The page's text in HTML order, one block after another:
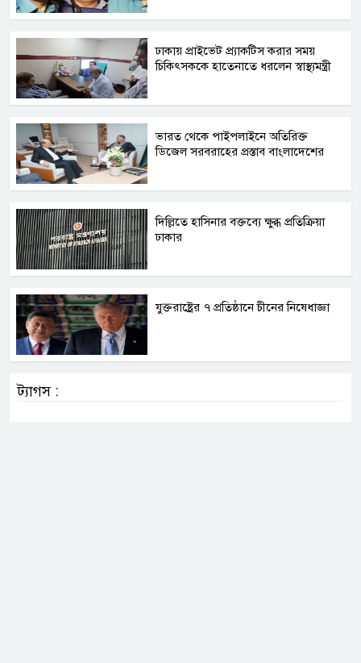
ঢাকায় প্রাইভেট প্র্যাকটিস করার সময়
চিকিৎসককে হাতেনাতে ধরলেন স্বাস্থ্যমন্ত্রী
ভারত থেকে পাইপলাইনে অতিরিক্ত
ডিজেল সরবরাহের প্রস্তাব বাংলাদেশের
দিল্লিতে হাসিনার বক্তব্যে ক্ষুব্ধ প্রতিক্রিয়া
ঢাকার
যুক্তরাষ্ট্রের ৭ প্রতিষ্ঠানে চীনের নিষেধাজ্ঞা
ট্যাগস :